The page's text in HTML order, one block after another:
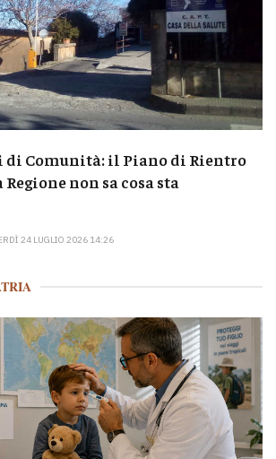
di Comunità: il Piano di Rientro
non sa cosa sta
24 LUGLIO 2026 14:26